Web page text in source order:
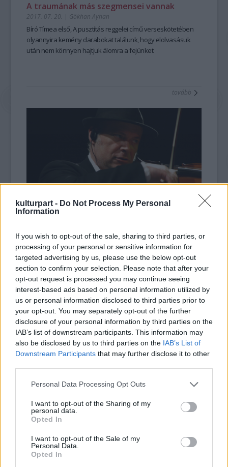
kulturpart - Do Not Process My Personal
Information
If you wish to opt-out of the sale, sharing to third parties, or
processing of your personal or sensitive information for
targeted advertising by us, please use the below opt-out
section to confirm your selection. Please note that after your
opt-out request is processed you may continue seeing
interest-based ads based on personal information utilized by
us or personal information disclosed to third parties prior to
your opt-out. You may separately opt-out of the further
disclosure of your personal information by third parties on the
IAB’s list of downstream participants. This information may
also be disclosed by us to third parties on the IAB’s List of
Downstream Participants that may further disclose it to other
Please note that this website/app uses one or more Google
not limited to your visit or usage behaviour. You may click to
grant or deny consent to Google and its third-party tags to
use your data for below specified purposes in below Google
consent section.
Personal Data Processing Opt Outs
I want to opt-out of the Sharing of my
personal data.
Opted In
I want to opt-out of the Sale of my
Personal Data.
Opted In
A traumának más szegmensei vannak
2017. 07. 20. | Gökhan Ayhan
Bíró Tímea első,A pusztítás reggelei című verseskötetében
olyannyira kemény darabokat találunk, hogy elolvasásuk
után nem könnyen hajtjuk álomra a fejünket.
tovább
2016. 10. 23.|Kultúrpart
Idén novemberben is folytatódik a világzenei roadshow, a
Héttorony Fesztivál. Budakalásztól Kolozsvárig, Makótól
Zalaegerszegig, Lendvától Topolyáig turnéznak a
szuperprodukciók Kárpát-medence-szerte.
tovább
Lány a Rakétaiskolából
2016. 03. 19.|Varga Julis
Oláh Dóri generációjának egyik legtehetségesebb